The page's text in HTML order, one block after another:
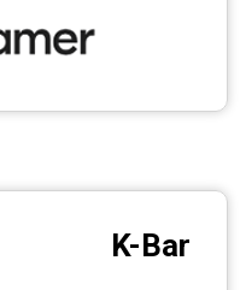
K-Bar